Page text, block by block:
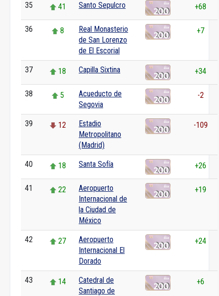
35 41 Santo Sepulcro +68
36 8
Real Monasterio
de San Lorenzo
de El Escorial
+7
37 18 Capilla Sixtina +34
38 5
Acueducto de
Segovia
-2
39 12
Estadio
Metropolitano
(Madrid)
-109
40 18 Santa Sofía +26
41 22
Aeropuerto
Internacional de
la Ciudad de
México
+19
42 27
Aeropuerto
Internacional El
Dorado
+24
43 14
Catedral de
Santiago de
+6